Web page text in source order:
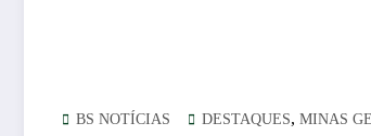
BS NOTÍCIAS DESTAQUES, MINAS